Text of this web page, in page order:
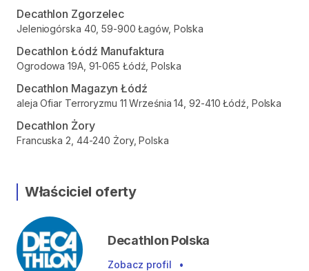
Decathlon Zgorzelec
Jeleniogórska 40, 59-900 Łagów, Polska
Decathlon Łódź Manufaktura
Ogrodowa 19A, 91-065 Łódź, Polska
Decathlon Magazyn Łódź
aleja Ofiar Terroryzmu 11 Września 14, 92-410 Łódź, Polska
Decathlon Żory
Francuska 2, 44-240 Żory, Polska
Właściciel oferty
Decathlon Polska
Zobacz profil •